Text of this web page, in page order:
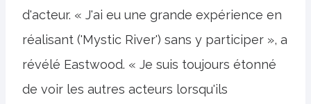
d'acteur. « J'ai eu une grande expérience en
réalisant ('Mystic River') sans y participer », a
révélé Eastwood. « Je suis toujours étonné
de voir les autres acteurs lorsqu'ils